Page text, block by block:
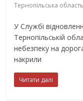
Тернопільська область
У Службі
Тернопільській
небезпеку на
накрили
Читати далі